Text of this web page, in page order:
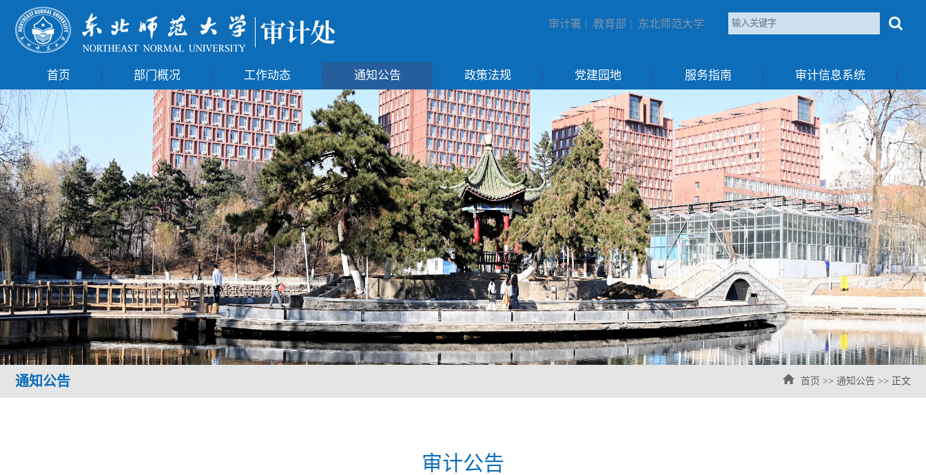
审计署 | 教育部 | 东北师范大学
首页 部门概况 工作动态 通知公告 政策法规 党建园地 服务指南 审计信息系统
通知公告 首页 >> 通知公告 >> 正文
审计公告